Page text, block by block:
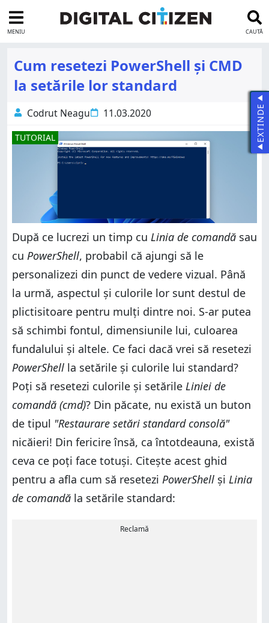
MENIU CAUTĂ
Cum resetezi PowerShell și CMD
la setările lor standard
Codrut Neagu 11.03.2020
TUTORIAL
După ce lucrezi un timp cu Linia de comandă sau
cu PowerShell, probabil că ajungi să le
personalizezi din punct de vedere vizual. Până
la urmă, aspectul și culorile lor sunt destul de
plictisitoare pentru mulți dintre noi. S-ar putea
să schimbi fontul, dimensiunile lui, culoarea
fundalului și altele. Ce faci dacă vrei să resetezi
PowerShell la setările și culorile lui standard?
Poți să resetezi culorile și setările Liniei de
comandă (cmd)? Din păcate, nu există un buton
de tipul "Restaurare setări standard consolă"
nicăieri! Din fericire însă, ca întotdeauna, există
ceva ce poți face totuși. Citește acest ghid
pentru a afla cum să resetezi PowerShell și Linia
de comandă la setările standard:
Reclamă
EXTINDE